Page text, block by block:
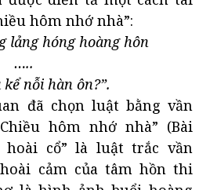
hôm nhớ nhà”:
lảng hóng hoàng hôn
…..
nỗi hàn ôn?”.
đã chọn luật bằng vần
hôm nhớ nhà” (Bài
hoài cổ” là luật trắc vần
cảm của tâm hồn thi